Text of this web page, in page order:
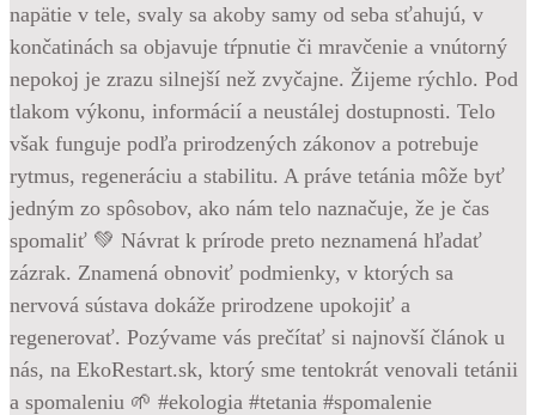
napätie v tele, svaly sa akoby samy od seba sťahujú, v
končatinách sa objavuje tŕpnutie či mravčenie a vnútorný
nepokoj je zrazu silnejší než zvyčajne. Žijeme rýchlo. Pod
tlakom výkonu, informácií a neustálej dostupnosti. Telo
však funguje podľa prirodzených zákonov a potrebuje
rytmus, regeneráciu a stabilitu. A práve tetánia môže byť
jedným zo spôsobov, ako nám telo naznačuje, že je čas
spomaliť 💚 Návrat k prírode preto neznamená hľadať
zázrak. Znamená obnoviť podmienky, v ktorých sa
nervová sústava dokáže prirodzene upokojiť a
regenerovať. Pozývame vás prečítať si najnovší článok u
nás, na EkoRestart.sk, ktorý sme tentokrát venovali tetánii
a spomaleniu 🌱 #ekologia #tetania #spomalenie